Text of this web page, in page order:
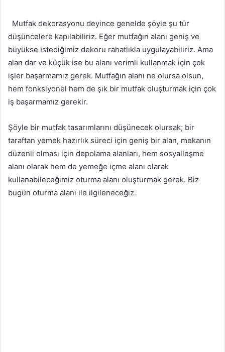
Mutfak dekorasyonu deyince genelde şöyle şu tür
düşüncelere kapılabiliriz. Eğer mutfağın alanı geniş ve
büyükse istediğimiz dekoru rahatlıkla uygulayabiliriz. Ama
alan dar ve küçük ise bu alanı verimli kullanmak için çok
işler başarmamız gerek. Mutfağın alanı ne olursa olsun,
hem fonksiyonel hem de şık bir mutfak oluşturmak için çok
iş başarmamız gerekir.
Şöyle bir mutfak tasarımlarını düşünecek olursak; bir
taraftan yemek hazırlık süreci için geniş bir alan, mekanın
düzenli olması için depolama alanları, hem sosyalleşme
alanı olarak hem de yemeğe içme alanı olarak
kullanabileceğimiz oturma alanı oluşturmak gerek. Biz
bugün oturma alanı ile ilgileneceğiz.